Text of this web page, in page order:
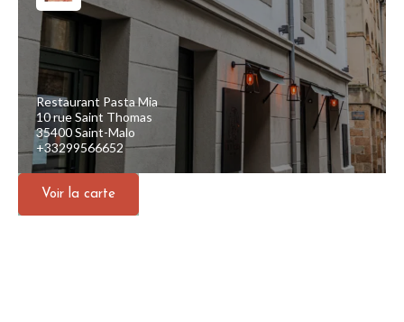
Restaurant Pasta Mia
10 rue Saint Thomas
35400 Saint-Malo
+33299566652
Voir la carte